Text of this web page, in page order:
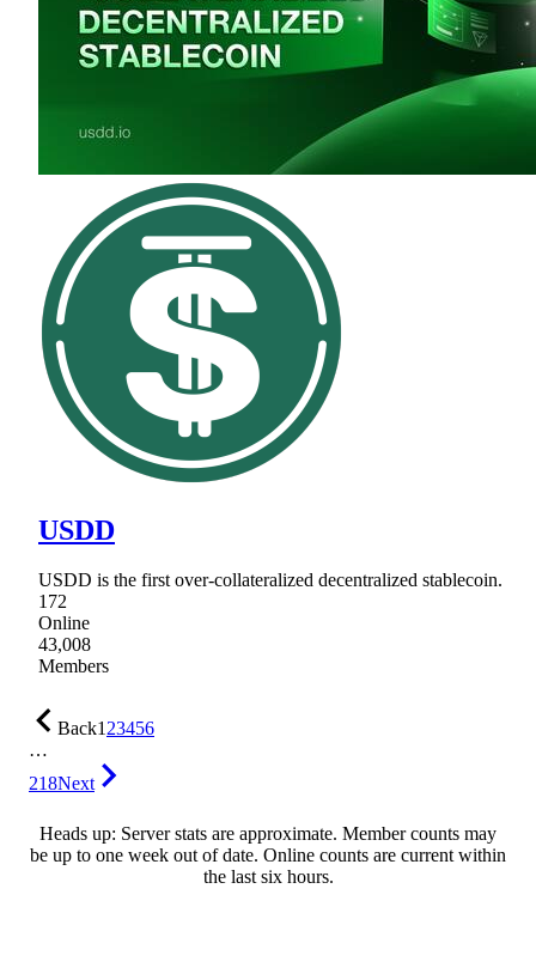
USDD
USDD is the first over-collateralized decentralized stablecoin.
172
Online
43,008
Members
Back123456
…
218Next
Heads up: Server stats are approximate. Member counts may
be up to one week out of date. Online counts are current within
the last six hours.